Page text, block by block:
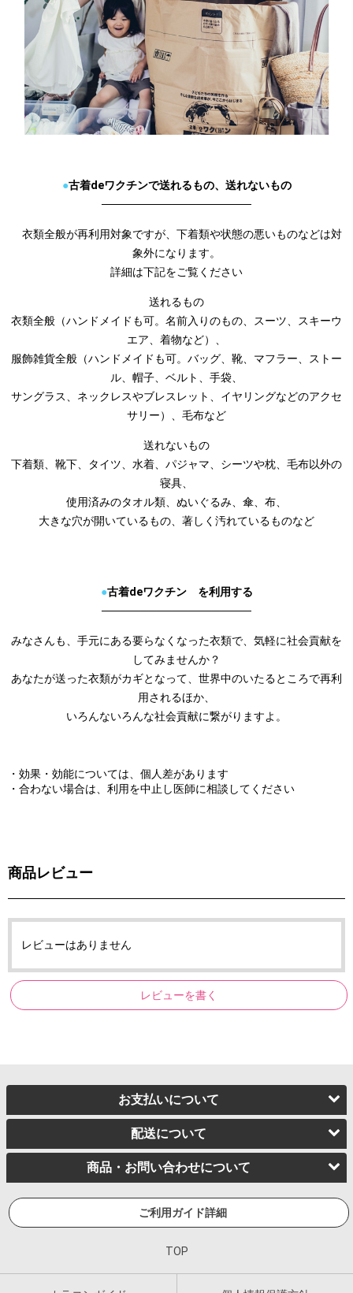
●古着deワクチンで送れるもの、送れないもの
───────────────────
衣類全般が再利用対象ですが、下着類や状態の悪いものなどは対
象外になります。
詳細は下記をご覧ください
送れるもの
衣類全般（ハンドメイドも可。名前入りのもの、スーツ、スキーウ
エア、着物など）、
服飾雑貨全般（ハンドメイドも可。バッグ、靴、マフラー、ストー
ル、帽子、ベルト、手袋、
サングラス、ネックレスやブレスレット、イヤリングなどのアクセ
サリー）、毛布など
送れないもの
下着類、靴下、タイツ、水着、パジャマ、シーツや枕、毛布以外の
寝具、
使用済みのタオル類、ぬいぐるみ、傘、布、
大きな穴が開いているもの、著しく汚れているものなど
●古着deワクチン を利用する
───────────────────
みなさんも、手元にある要らなくなった衣類で、気軽に社会貢献を
してみませんか？
あなたが送った衣類がカギとなって、世界中のいたるところで再利
用されるほか、
いろんないろんな社会貢献に繋がりますよ。
・効果・効能については、個人差があります
・合わない場合は、利用を中止し医師に相談してください
商品レビュー
レビューはありません
レビューを書く
お支払いについて
配送について
商品・お問い合わせについて
ご利用ガイド詳細
TOP